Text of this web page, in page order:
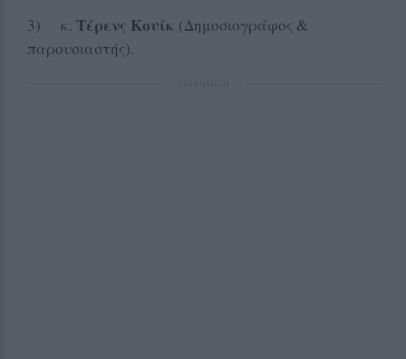
3) κ. Τέρενς Κουίκ (Δημοσιογράφος &
παρουσιαστής).